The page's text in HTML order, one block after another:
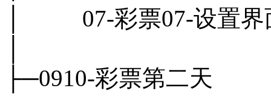
│ 07-彩票07-设置界
├─0910-彩票第二天